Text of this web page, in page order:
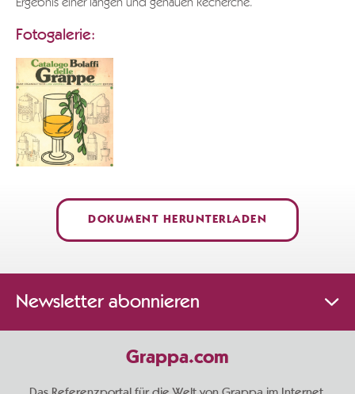
Ergebnis einer langen und genauen Recherche.
Fotogalerie:
DOKUMENT HERUNTERLADEN
Newsletter abonnieren
Grappa.com